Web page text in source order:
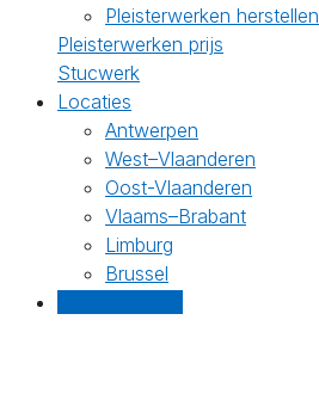
Pleisterwerken herstellen
Pleisterwerken prijs
Stucwerk
Locaties
Antwerpen
West–Vlaanderen
Oost-Vlaanderen
Vlaams–Brabant
Limburg
Brussel